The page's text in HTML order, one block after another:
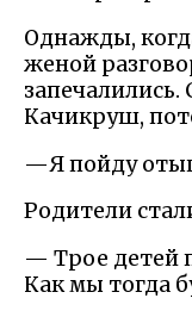
Однажды,
женой
Качикруш,
—Я пойду
Родители
— Трое детей
Как мы тогда